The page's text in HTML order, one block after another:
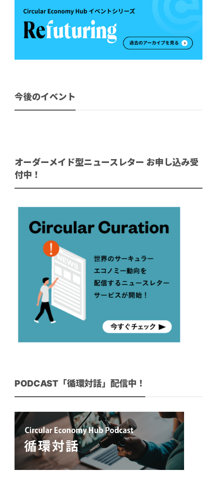
今後のイベント
オーダーメイド型ニュースレター お申し込み受
付中！
PODCAST「循環対話」配信中！